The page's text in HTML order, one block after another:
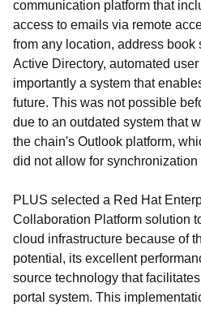
communication platform that
access to emails via remote
from any location, address book
Active Directory, automated
importantly a system that
future. This was not possible
due to an outdated system that
the chain's Outlook platform,
did not allow for
PLUS selected a Red Hat
Collaboration Platform solution
cloud infrastructure because of
potential, its excellent
source technology that
portal system. This